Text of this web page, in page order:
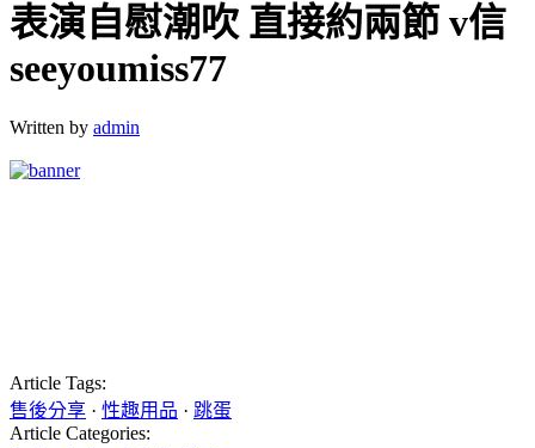
表演自慰潮吹 直接約兩節 v信
seeyoumiss77
Written by admin
Article Tags:
售後分享 · 性趣用品 · 跳蛋
Article Categories: